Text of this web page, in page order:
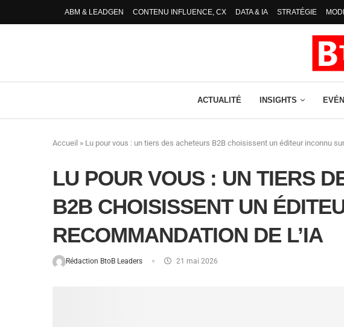
ABM & LEADGEN CONTENU INFLUENCE, CX DATA & IA STRATÉGIE
ACTUALITÉ INSIGHTS
Accueil » Lu pour vous : un tiers des acheteurs B2B choisissent un éditeur inconnu
LU POUR VOUS : UN TIERS
B2B CHOISISSENT UN
RECOMMANDATION DE L’IA
Rédaction BtoB Leaders 21 mai 2026